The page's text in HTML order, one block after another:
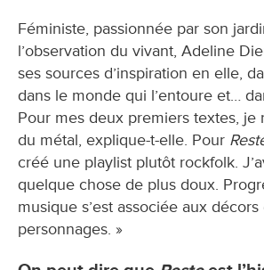
Féministe, passionnée par son
l’observation du vivant, Adeline
ses sources d’inspiration en elle,
dans le monde qui l’entoure et…
Pour mes deux premiers textes, je
du métal, explique-t-elle. Pour
créé une playlist plutôt rockfolk.
quelque chose de plus doux.
musique s’est associée aux
personnages. »